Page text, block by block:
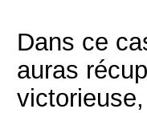
Dans ce
auras